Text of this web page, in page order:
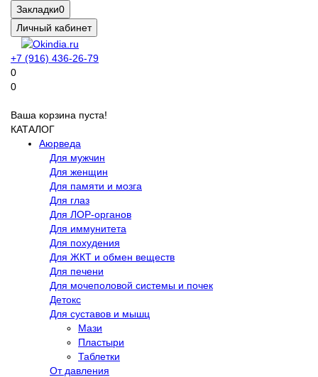
Закладки0
Личный кабинет
+7 (916) 436-26-79
0
0
Ваша корзина пуста!
КАТАЛОГ
Аюрведа
Для мужчин
Для женщин
Для памяти и мозга
Для глаз
Для ЛОР-органов
Для иммунитета
Для похудения
Для ЖКТ и обмен веществ
Для печени
Для мочеполовой системы и почек
Детокс
Для суставов и мышц
Мази
Пластыри
Таблетки
От давления